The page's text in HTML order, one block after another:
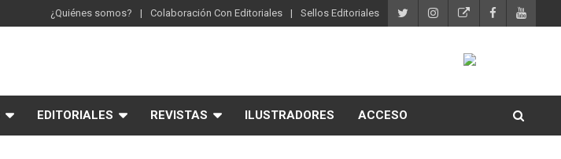
¿Quiénes somos? Colaboración Con Editoriales Sellos Editoriales
EDITORIALES REVISTAS ILUSTRADORES ACCESO